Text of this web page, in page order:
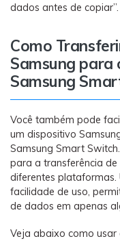
dados antes de copiar”.
Como
Samsung para
Samsung
Você também pode
um dispositivo
Samsung Smart
para a transferência
diferentes plataformas.
facilidade de uso,
de dados em apenas
Veja abaixo como